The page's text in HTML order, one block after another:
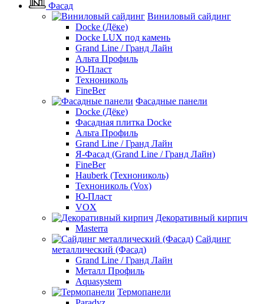
Фасад
Виниловый сайдинг
Docke (Дёке)
Docke LUX под камень
Grand Line / Гранд Лайн
Альта Профиль
Ю-Пласт
Технониколь
FineBer
Фасадные панели
Docke (Дёке)
Фасадная плитка Docke
Альта Профиль
Grand Line / Гранд Лайн
Я-Фасад (Grand Line / Гранд Лайн)
FineBer
Hauberk (Технониколь)
Технониколь (Vox)
Ю-Пласт
VOX
Декоративный кирпич
Masterra
Сайдинг
металлический (Фасад)
Grand Line / Гранд Лайн
Металл Профиль
Aquasystem
Термопанели